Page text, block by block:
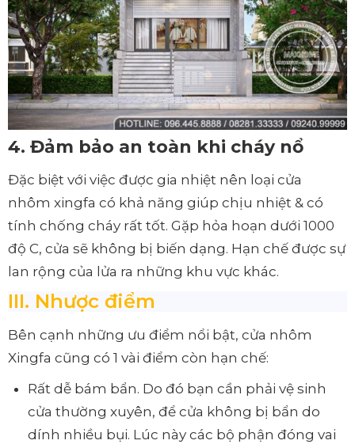
4. Đảm bảo an toàn khi cháy nổ
Đặc biệt với việc được gia nhiệt nên loại cửa
nhôm xingfa có khả năng giúp chịu nhiệt & có
tính chống cháy rất tốt. Gặp hỏa hoạn dưới 1000
độ C, cửa sẽ không bị biến dạng. Hạn chế được sự
lan rộng của lửa ra những khu vực khác.
III. Nhược điểm
Bên cạnh những ưu điểm nổi bật, cửa nhôm
Xingfa cũng có 1 vài điểm còn hạn chế:
Rất dễ bám bẩn. Do đó bạn cần phải vệ sinh
cửa thường xuyên, để cửa không bị bẩn do
dính nhiều bụi. Lúc này các bộ phận đóng vai